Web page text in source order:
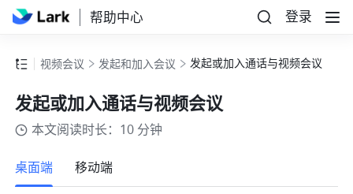
帮助中心 登录
视频会议 发起和加入会议 发起或加入通话与视频会议
发起或加入通话与视频会议
本文阅读时长：10 分钟
桌面端
移动端